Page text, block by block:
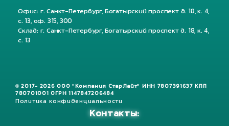
Офис: г. Санкт-Петербург, Богатырский проспект д. 18, к. 4,
с. 13, оф. 315, 300
Склад: г. Санкт-Петербург, Богатырский проспект д. 18, к. 4,
с. 13
© 2017- 2026 ООО "Компания СтарЛайт" ИНН 7807391637 КПП
780701001 ОГРН 1147847206484
Политика конфиденциальности
Контакты: